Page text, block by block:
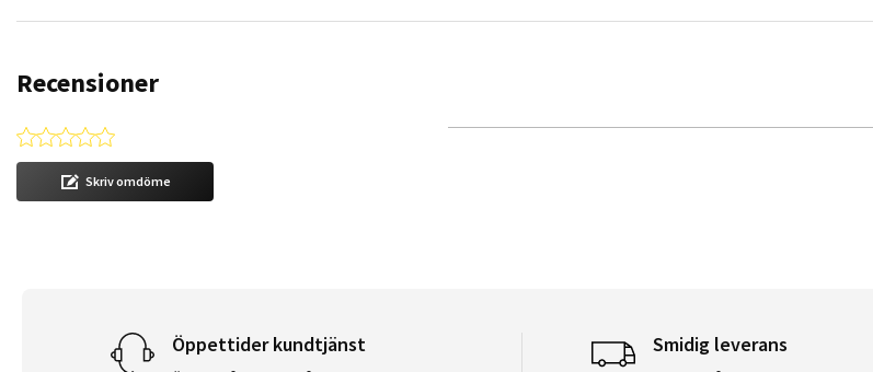
Recensioner
0.0 star rating
Skriv omdöme
Öppettider kundtjänst Smidig leverans